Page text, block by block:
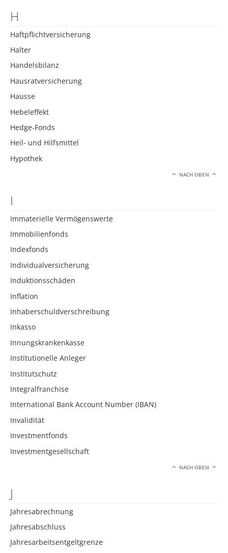
H
Haftpflichtversicherung
Halter
Handelsbilanz
Hausratversicherung
Hausse
Hebeleffekt
Hedge-Fonds
Heil- und Hilfsmittel
Hypothek
NACH OBEN
I
Immaterielle Vermögenswerte
Immobilienfonds
Indexfonds
Individualversicherung
Induktionsschäden
Inflation
Inhaberschuldverschreibung
Inkasso
Innungskrankenkasse
Institutionelle Anleger
Institutschutz
Integralfranchise
International Bank Account Number (IBAN)
Invalidität
Investmentfonds
Investmentgesellschaft
NACH OBEN
J
Jahresabrechnung
Jahresabschluss
Jahresarbeitsentgeltgrenze